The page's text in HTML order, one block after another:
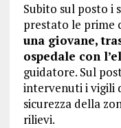
Subito sul posto i
prestato le prime
una giovane,
ospedale con
guidatore. Sul
intervenuti i vigili
sicurezza della
rilievi.